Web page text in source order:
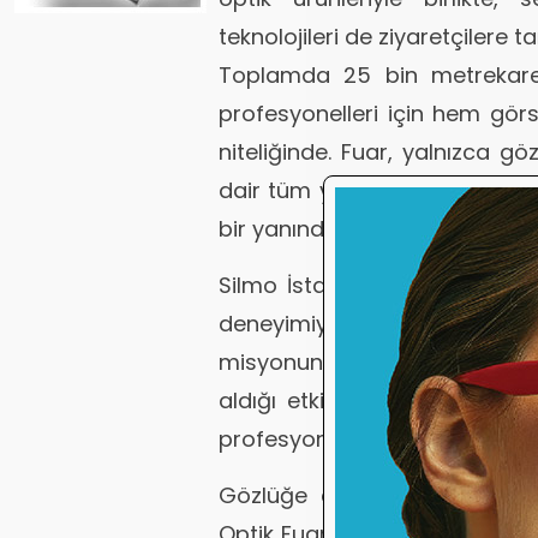
teknolojileri de ziyaretçilere
Toplamda 25 bin
profesyonelleri için hem
niteliğinde. Fuar, yalnızca
dair tüm yenilikleri bir arada
bir yanından gelen sektör
Silmo İstanbul Optik Fuarı,
deneyimiyle, Türkiye’yi
misyonunu sürdürüyor. Yerli
aldığı etkinlik, katılımcı
profesyonelleriyle güçlü
Gözlüğe dair her şeyi